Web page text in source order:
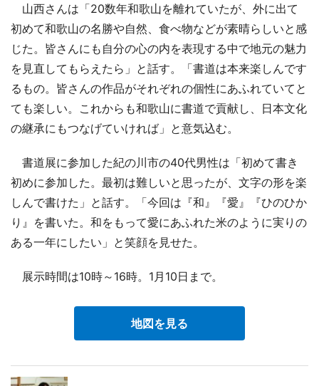
山西さんは「20数年和歌山を離れていたが、外に出て
初めて和歌山の名勝や自然、食べ物などが素晴らしいと感
じた。皆さんにも自分の心の内を表現する中で地元の魅力
を見直してもらえたら」と話す。「書道は本来楽しんです
るもの。皆さんの作品がそれぞれの個性にあふれていてと
ても楽しい。これからも和歌山に書道で貢献し、日本文化
の継承にもつなげていければ」と意気込む。
書道展に参加した紀の川市の40代男性は「初めて書き
初めに参加した。最初は難しいと思ったが、文字の形を楽
しんで書けた」と話す。「今回は『和』『愛』『ひのひか
り』を書いた。和をもって愛にあふれた米のように実りの
ある一年にしたい」と笑顔を見せた。
展示時間は10時～16時。1月10日まで。
地図を見る